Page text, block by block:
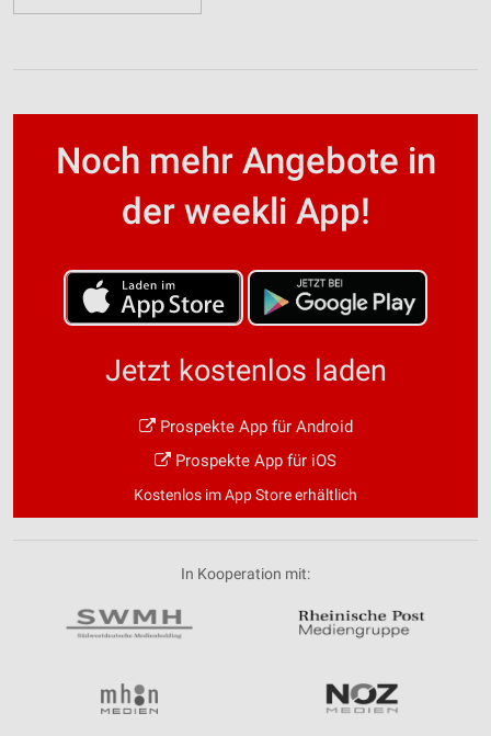
Noch mehr Angebote in
der weekli App!
Jetzt kostenlos laden
Prospekte App für Android
Prospekte App für iOS
Kostenlos im App Store erhältlich
In Kooperation mit: